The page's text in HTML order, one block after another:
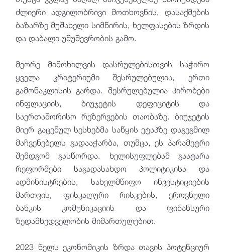
ძლიერი ადგილობრივი მოთხოვნის, დასაქმების
ბაზარზე მუშახელი სიმწირის, ხელფასების ზრდის
და დაბალი უმუშევრობის გამო.
მეორე მიმოხილვის დასრულებისთვის საჭირო
ყველა კრიტერიუმი შესრულებულია, ერთი
გამონაკლისის გარდა. შესრულებულია პირობები
ინფლაციის, ბიუჯეტის დეფიციტის და
საერთაშორისო რეზერვების თაობაზე. ბიუჯეტის
მიერ გაცემულ სესხებმა საწყის ეტაპზე დაგეგმილ
მაჩვენებელს გადააჭარბა, თუმცა, ეს პარამეტრი
შემდგომ გასწორდა. ხელისუფლებამ გაატარა
რეფორმები საგადასახდო პოლიტიკისა და
ადმინისტრების, სახელმწიფო ინვესტიციების
მართვის, ფისკალური რისკების, ეროვნული
ბანკის კომუნიკაციის და ფინანსური
ზედამხედველობის მიმართულებით.
2023 წელს ეკონომიკის ზრდა თავის პოტენციურ